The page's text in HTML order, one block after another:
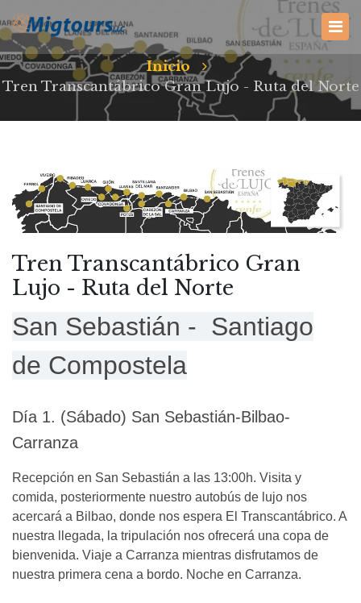
Inicio
Tren Transcantábrico Gran Lujo - Ruta del Norte
Tren Transcantábrico Gran
Lujo - Ruta del Norte
San Sebastián - Santiago
de Compostela
Día 1. (Sábado) San Sebastián-Bilbao-
Carranza
Recepción en San Sebastián a las 13:00h. Visita y
comida, posteriormente nuestro autobús de lujo nos
acercará a Bilbao, donde nos espera El Transcantábrico. A
nuestra llegada, la tripulación nos ofrecerá una copa de
bienvenida. Viaje a Carranza mientras disfrutamos de
nuestra primera cena a bordo. Noche en Carranza.